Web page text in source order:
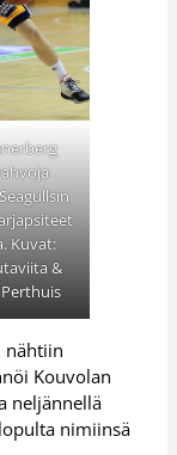
Kuvat:
&
nähtiin
Kouvolan
neljännellä
nimiinsä